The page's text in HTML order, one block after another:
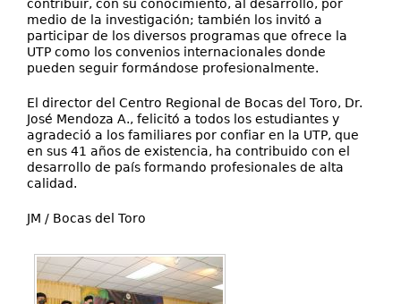
contribuir, con su conocimiento, al desarrollo, por
medio de la investigación; también los invitó a
participar de los diversos programas que ofrece la
UTP como los convenios internacionales donde
pueden seguir formándose profesionalmente.
El director del Centro Regional de Bocas del Toro, Dr.
José Mendoza A., felicitó a todos los estudiantes y
agradeció a los familiares por confiar en la UTP, que
en sus 41 años de existencia, ha contribuido con el
desarrollo de país formando profesionales de alta
calidad.
JM / Bocas del Toro